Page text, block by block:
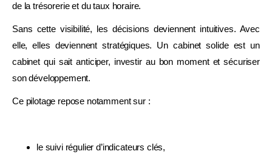
de la trésorerie et du taux horaire.
Sans cette visibilité, les décisions deviennent intuitives. Avec
elle, elles deviennent stratégiques. Un cabinet solide est un
cabinet qui sait anticiper, investir au bon moment et sécuriser
son développement.
Ce pilotage repose notamment sur :
le suivi régulier d’indicateurs clés,